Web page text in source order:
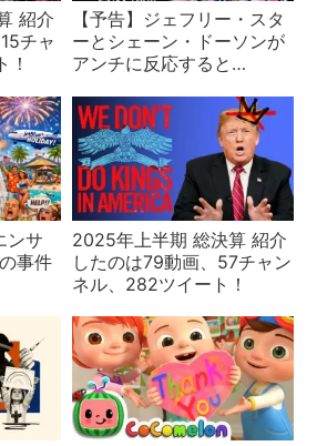
紹介
チャ
！
【予告】ジェフリー・スタ
ーとシェーン・ドーソンが
アンチに反応すると…
ンサ
事件
2025年上半期 総決算 紹介
したのは79動画、57チャン
ネル、282ツイート！